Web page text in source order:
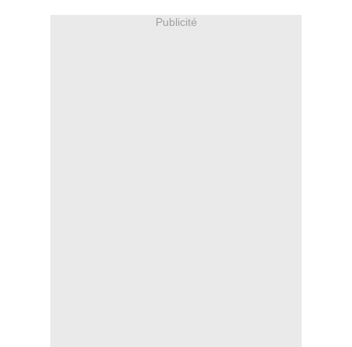
Publicité